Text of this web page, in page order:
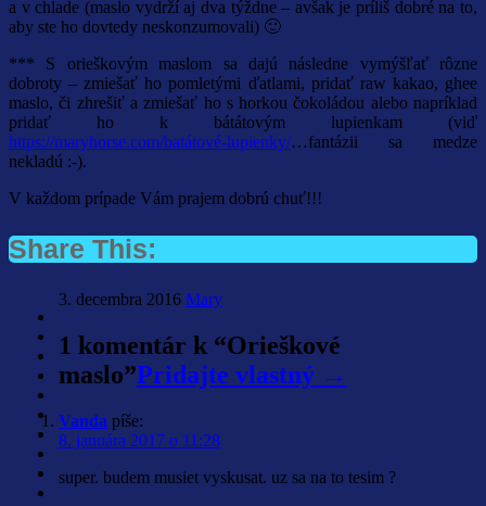
a v chlade (maslo vydrží aj dva týždne – avšak je príliš dobré na to,
aby ste ho dovtedy neskonzumovali) 🙂
*** S orieškovým maslom sa dajú následne vymýšľať rôzne
dobroty – zmiešať ho pomletými ďatlami, pridať raw kakao, ghee
maslo, či zhrešiť a zmiešať ho s horkou čokoládou alebo napríklad
pridať ho k bátátovým lupienkam (viď
https://maryhorse.com/batátové-lupienky/…fantázii sa medze
nekladú :-).
V každom prípade Vám prajem dobrú chuť!!!
Share This:
3. decembra 2016 Mary
1 komentár k “Orieškové
maslo”Pridajte vlastný →
Vanda píše:
8. januára 2017 o 11:28
super. budem musiet vyskusat. uz sa na to tesim ?